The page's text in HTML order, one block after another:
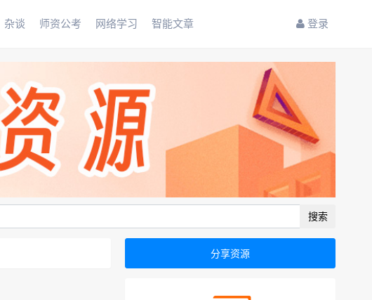
杂谈 师资公考 网络学习 智能文章 登录
搜索
分享资源